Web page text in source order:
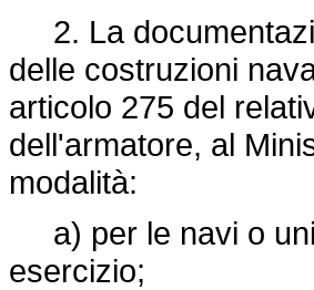
2. La
delle costruzioni
articolo 275 del
dell'armatore, al
modalità:
a) per le navi o
esercizio;